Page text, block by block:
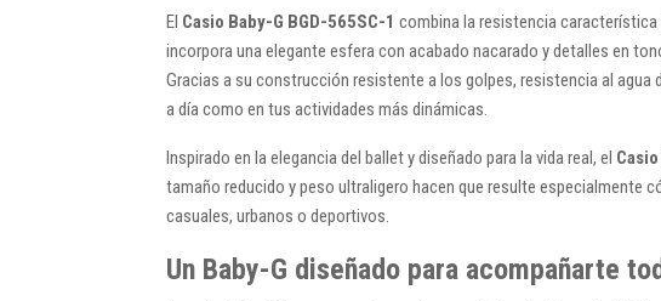
El Casio Baby-G BGD-565SC-1 combina la resistencia
incorpora una elegante esfera con acabado nacarado y detalles en
Gracias a su construcción resistente a los golpes, resistencia al
a día como en tus actividades más dinámicas.
Inspirado en la elegancia del ballet y diseñado para la vida real, el
tamaño reducido y peso ultraligero hacen que resulte especialmente
casuales, urbanos o deportivos.
Un Baby-G diseñado para acompañarte